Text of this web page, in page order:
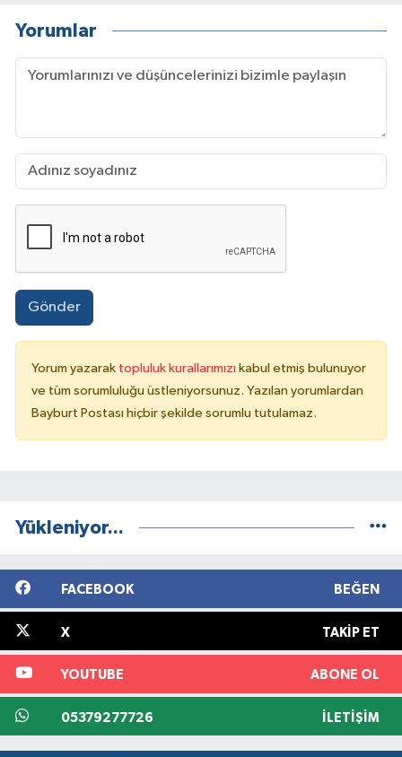
Yorumlar
Gönder
Yorum yazarak topluluk kurallarımızı kabul etmiş bulunuyor
ve tüm sorumluluğu üstleniyorsunuz. Yazılan yorumlardan
Bayburt Postası hiçbir şekilde sorumlu tutulamaz.
Yükleniyor...
FACEBOOK BEĞEN
X TAKIP ET
YOUTUBE ABONE OL
05379277726 İLETIŞIM